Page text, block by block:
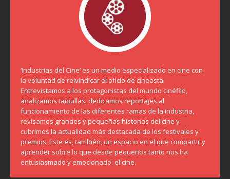
‘Industrias del Cine’ es un medio especializado en cine con
la voluntad de reivindicar el oficio de cineasta.
Entrevistamos a los protagonistas del mundo cinéfilo,
analizamos taquillas, dedicamos reportajes al
funcionamiento de las diferentes ramas de la industria,
revisamos grandes y pequeñas historias del cine y
cubrimos la actualidad más destacada de los festivales y
premios. Este es, también, un espacio en el que compartir y
aprender sobre lo que desde pequeños tanto nos ha
entusiasmado y emocionado: el cine.